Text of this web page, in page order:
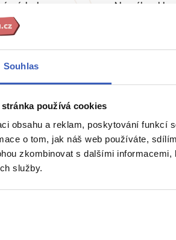
Souhlas
stránka používá cookies
obsahu a reklam, poskytování funkcí
o tom, jak náš web používáte,
zkombinovat s dalšími
služby.
místa bez
Na zájezd
přímo